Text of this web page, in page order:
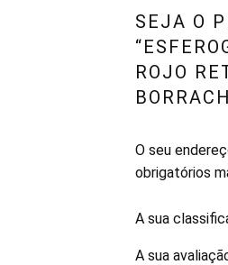
SEJA O
ROJO
O seu
obrigatórios
A sua
A sua